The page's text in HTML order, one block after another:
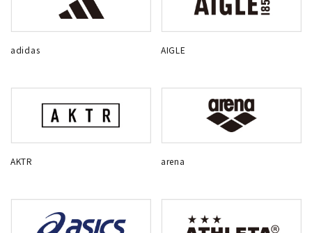
adidas AIGLE
AKTR arena